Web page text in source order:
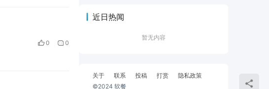
0 0
近日热闻
暂无内容
关于 联系 投稿 打赏
隐私政策
©2024 软餐